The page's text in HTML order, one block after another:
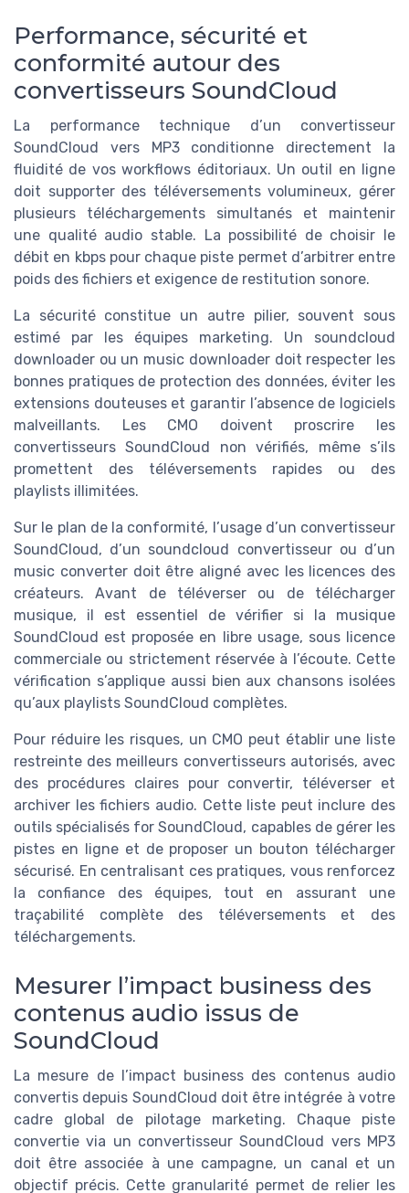
Performance, sécurité et
conformité autour des
convertisseurs SoundCloud
La performance technique d’un convertisseur
SoundCloud vers MP3 conditionne directement la
fluidité de vos workflows éditoriaux. Un outil en ligne
doit supporter des téléversements volumineux, gérer
plusieurs téléchargements simultanés et maintenir
une qualité audio stable. La possibilité de choisir le
débit en kbps pour chaque piste permet d’arbitrer entre
poids des fichiers et exigence de restitution sonore.
La sécurité constitue un autre pilier, souvent sous
estimé par les équipes marketing. Un soundcloud
downloader ou un music downloader doit respecter les
bonnes pratiques de protection des données, éviter les
extensions douteuses et garantir l’absence de logiciels
malveillants. Les CMO doivent proscrire les
convertisseurs SoundCloud non vérifiés, même s’ils
promettent des téléversements rapides ou des
playlists illimitées.
Sur le plan de la conformité, l’usage d’un convertisseur
SoundCloud, d’un soundcloud convertisseur ou d’un
music converter doit être aligné avec les licences des
créateurs. Avant de téléverser ou de télécharger
musique, il est essentiel de vérifier si la musique
SoundCloud est proposée en libre usage, sous licence
commerciale ou strictement réservée à l’écoute. Cette
vérification s’applique aussi bien aux chansons isolées
qu’aux playlists SoundCloud complètes.
Pour réduire les risques, un CMO peut établir une liste
restreinte des meilleurs convertisseurs autorisés, avec
des procédures claires pour convertir, téléverser et
archiver les fichiers audio. Cette liste peut inclure des
outils spécialisés for SoundCloud, capables de gérer les
pistes en ligne et de proposer un bouton télécharger
sécurisé. En centralisant ces pratiques, vous renforcez
la confiance des équipes, tout en assurant une
traçabilité complète des téléversements et des
téléchargements.
Mesurer l’impact business des
contenus audio issus de
SoundCloud
La mesure de l’impact business des contenus audio
convertis depuis SoundCloud doit être intégrée à votre
cadre global de pilotage marketing. Chaque piste
convertie via un convertisseur SoundCloud vers MP3
doit être associée à une campagne, un canal et un
objectif précis. Cette granularité permet de relier les